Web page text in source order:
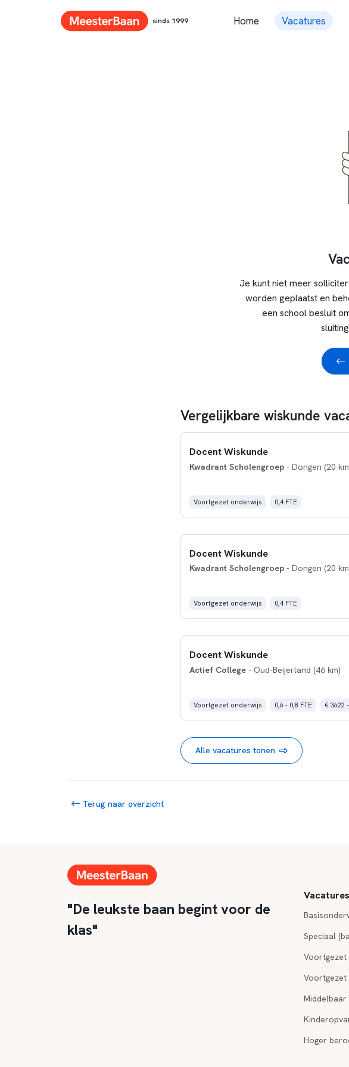
sinds 1999 Home Vacatures
Je kunt niet meer
worden geplaatst en
een school besluit
Vergelijkbare wiskunde
Docent Wiskunde
Kwadrant Scholengroep- Dongen (20
Voortgezet onderwijs 0,4 FTE
Docent Wiskunde
Kwadrant Scholengroep- Dongen (20
Voortgezet onderwijs 0,4 FTE
Docent Wiskunde
Actief College- Oud-Beijerland (46 km)
Voortgezet onderwijs 0,6 - 0,8 FTE € 3622
Alle vacatures tonen
Terug naar overzicht
"De leukste baan begint voor de
klas"
Speciaal
Voortgezet
Voortgezet
Hoger